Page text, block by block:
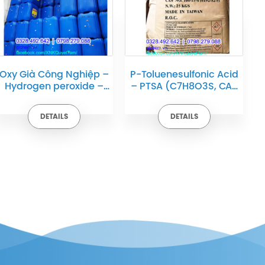
Oxy Già Công Nghiệp –
Hydrogen peroxide –
50%) | Quy cách: Bồn –
Tank – Can
DETAILS
P-Toluenesulfonic Acid
– PTSA (C7H8O3S, CAS
5)
DETAILS